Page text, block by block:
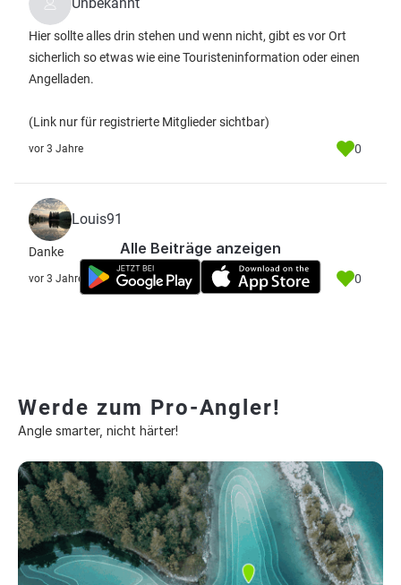
Hier sollte alles drin stehen und wenn nicht, gibt es vor Ort
sicherlich so etwas wie eine Touristeninformation oder einen
Angelladen.
(Link nur für registrierte Mitglieder sichtbar)
vor 3 Jahre 0
Louis91
Danke
vor 3 Jahre 0
Alle Beiträge anzeigen
Werde zum Pro-Angler!
Angle smarter, nicht härter!